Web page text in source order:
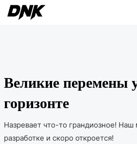
Перейти
Великие перемены
горизонте
Назревает что-то грандиозное! Наш
разработке и скоро откроется!